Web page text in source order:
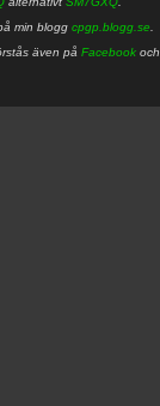
min blogg cpgp.blogg.se
även på Facebook och